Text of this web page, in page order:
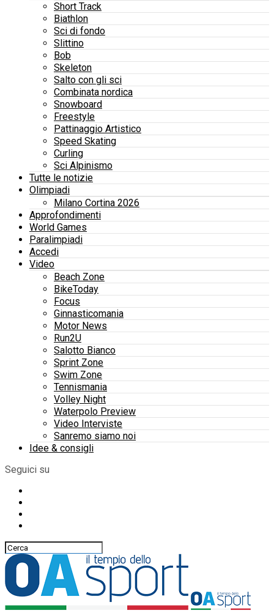
Short Track
Biathlon
Sci di fondo
Slittino
Bob
Skeleton
Salto con gli sci
Combinata nordica
Snowboard
Freestyle
Pattinaggio Artistico
Speed Skating
Curling
Sci Alpinismo
Tutte le notizie
Olimpiadi
Milano Cortina 2026
Approfondimenti
World Games
Paralimpiadi
Accedi
Video
Beach Zone
BikeToday
Focus
Ginnasticomania
Motor News
Run2U
Salotto Bianco
Sprint Zone
Swim Zone
Tennismania
Volley Night
Waterpolo Preview
Video Interviste
Sanremo siamo noi
Idee & consigli
Seguici su